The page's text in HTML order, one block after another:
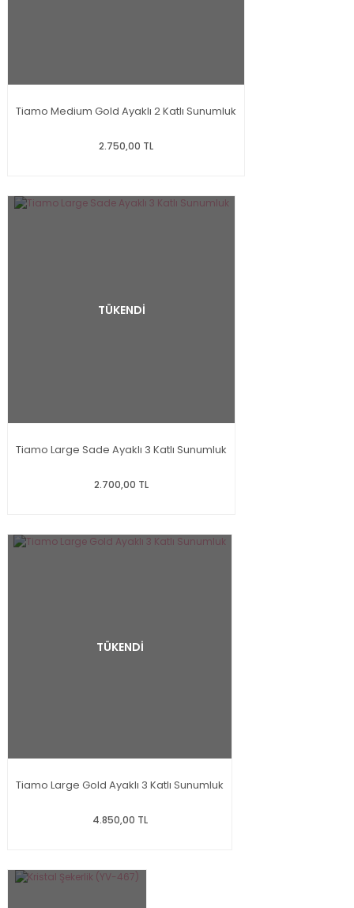
Tiamo Medium Gold Ayaklı 2 Katlı Sunumluk
2.750,00 TL
TÜKENDİ
Tiamo Large Sade Ayaklı 3 Katlı Sunumluk
2.700,00 TL
TÜKENDİ
Tiamo Large Gold Ayaklı 3 Katlı Sunumluk
4.850,00 TL